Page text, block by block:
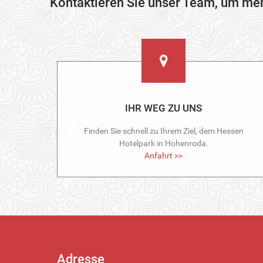
IHR WEG ZU UNS
Finden Sie schnell zu Ihrem Ziel, dem Hessen
Hotelpark in Hohenroda.
Anfahrt >>
Adresse